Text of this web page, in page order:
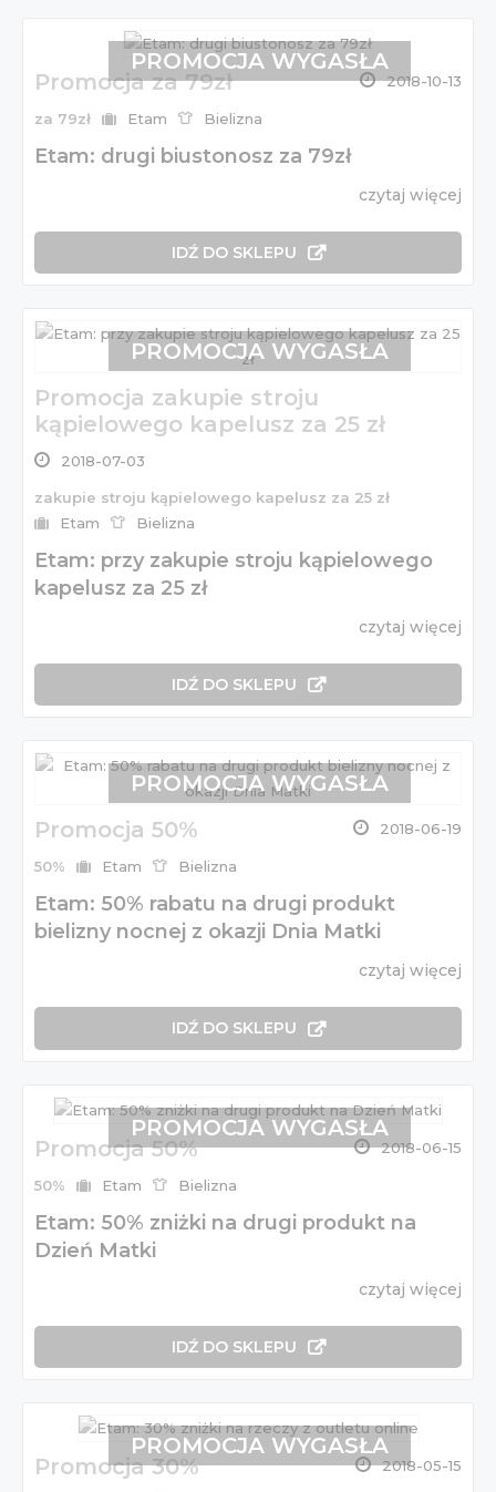
Promocja za 79zł 2018-10-13
za 79zł Etam Bielizna
Etam: drugi biustonosz za 79zł
czytaj więcej
IDŹ DO SKLEPU
PROMOCJA WYGASŁA
Promocja zakupie stroju
kąpielowego kapelusz za 25 zł
2018-07-03
zakupie stroju kąpielowego kapelusz za 25 zł
Etam
Bielizna
Etam: przy zakupie stroju kąpielowego
kapelusz za 25 zł
czytaj więcej
IDŹ DO SKLEPU
PROMOCJA WYGASŁA
Promocja 50% 2018-06-19
50% Etam Bielizna
Etam: 50% rabatu na drugi produkt
bielizny nocnej z okazji Dnia Matki
czytaj więcej
IDŹ DO SKLEPU
PROMOCJA WYGASŁA
Promocja 50% 2018-06-15
50% Etam Bielizna
Etam: 50% zniżki na drugi produkt na
Dzień Matki
czytaj więcej
IDŹ DO SKLEPU
PROMOCJA WYGASŁA
Promocja 30% 2018-05-15
PROMOCJA WYGASŁA